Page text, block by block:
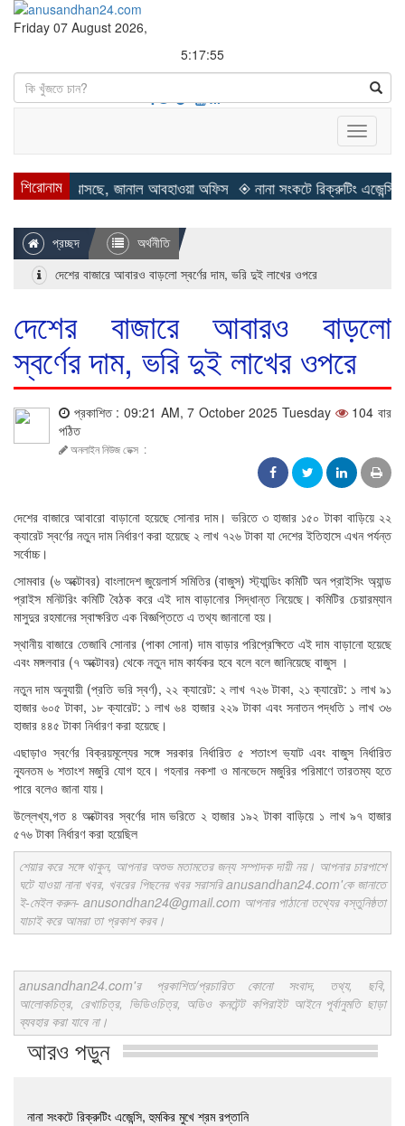
Friday 07 August 2026,
5:17:56
Search
Toggle
শিরোনাম
জানাল আবহাওয়া অফিস ◈ নানা সংকটে রিক্রুটিং এজেন্সি, হুমকির মুখে
প্রচ্ছদ
অর্থনীতি
দেশের বাজারে আবারও বাড়লো স্বর্ণের দাম, ভরি দুই লাখের ওপরে
দেশের বাজারে আবারও বাড়লো
স্বর্ণের দাম, ভরি দুই লাখের ওপরে
প্রকাশিত : 09:21 AM, 7 October 2025 Tuesday
104 বার
পঠিত
অনলাইন নিউজ ডেক্স :
দেশের বাজারে আবারো বাড়ানো হয়েছে সোনার দাম। ভরিতে ৩ হাজার ১৫০ টাকা বাড়িয়ে ২২
ক্যারেট স্বর্ণের নতুন দাম নির্ধারণ করা হয়েছে ২ লাখ ৭২৬ টাকা যা দেশের ইতিহাসে এখন পর্যন্ত
সর্বোচ্চ।
সোমবার (৬ অক্টোবর) বাংলাদেশ জুয়েলার্স সমিতির (বাজুস) স্ট্যান্ডিং কমিটি অন প্রাইসিং অ্যান্ড
প্রাইস মনিটরিং কমিটি বৈঠক করে এই দাম বাড়ানোর সিদ্ধান্ত নিয়েছে। কমিটির চেয়ারম্যান
মাসুদুর রহমানের স্বাক্ষরিত এক বিজ্ঞপ্তিতে এ তথ্য জানানো হয়।
স্থানীয় বাজারে তেজাবি সোনার (পাকা সোনা) দাম বাড়ার পরিপ্রেক্ষিতে এই দাম বাড়ানো হয়েছে
এবং মঙ্গলবার (৭ অক্টোবর) থেকে নতুন দাম কার্যকর হবে বলে বলে জানিয়েছে বাজুস ।
নতুন দাম অনুযায়ী (প্রতি ভরি স্বর্ণ), ২২ ক্যারেট: ২ লাখ ৭২৬ টাকা, ২১ ক্যারেট: ১ লাখ ৯১
হাজার ৬০৫ টাকা, ১৮ ক্যারেট: ১ লাখ ৬৪ হাজার ২২৯ টাকা এবং সনাতন পদ্ধতি ১ লাখ ৩৬
হাজার ৪৪৫ টাকা নির্ধারণ করা হয়েছে।
এছাড়াও স্বর্ণের বিক্রয়মূল্যের সঙ্গে সরকার নির্ধারিত ৫ শতাংশ ভ্যাট এবং বাজুস নির্ধারিত
ন্যূনতম ৬ শতাংশ মজুরি যোগ হবে। গহনার নকশা ও মানভেদে মজুরির পরিমাণে তারতম্য হতে
পারে বলেও জানা যায়।
উল্লেখ্য,গত ৪ অক্টোবর স্বর্ণের দাম ভরিতে ২ হাজার ১৯২ টাকা বাড়িয়ে ১ লাখ ৯৭ হাজার
৫৭৬ টাকা নির্ধারণ করা হয়েছিল
শেয়ার করে সঙ্গে থাকুন, আপনার অশুভ মতামতের জন্য সম্পাদক দায়ী নয়। আপনার চারপাশে
ঘটে যাওয়া নানা খবর, খবরের পিছনের খবর সরাসরি anusandhan24.com'কে জানাতে
ই-মেইল করুন- anusondhan24@gmail.com আপনার পাঠানো তথ্যের বস্তুনিষ্ঠতা
যাচাই করে আমরা তা প্রকাশ করব।
anusandhan24.com'র প্রকাশিত/প্রচারিত কোনো সংবাদ, তথ্য, ছবি,
আলোকচিত্র, রেখাচিত্র, ভিডিওচিত্র, অডিও কনটেন্ট কপিরাইট আইনে পূর্বানুমতি ছাড়া
ব্যবহার করা যাবে না।
আরও পড়ুন
নানা সংকটে রিক্রুটিং এজেন্সি, হুমকির মুখে শ্রম রপ্তানি